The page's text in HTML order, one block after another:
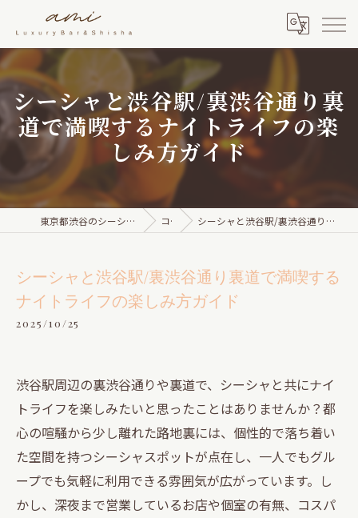
シーシャと渋谷駅/裏渋谷通り裏
道で満喫するナイトライフの楽
しみ方ガイド
東京都渋谷のシーシャならami Luxury Bar & Shisha コラム シーシャと渋谷駅/裏渋谷通り裏道で満喫するナイトライフの楽しみ方ガイド
シーシャと渋谷駅/裏渋谷通り裏道で満喫する
ナイトライフの楽しみ方ガイド
2025/10/25
渋谷駅周辺の裏渋谷通りや裏道で、シーシャと共にナイ
トライフを楽しみたいと思ったことはありませんか？都
心の喧騒から少し離れた路地裏には、個性的で落ち着い
た空間を持つシーシャスポットが点在し、一人でもグル
ープでも気軽に利用できる雰囲気が広がっています。し
かし、深夜まで営業しているお店や個室の有無、コスパ